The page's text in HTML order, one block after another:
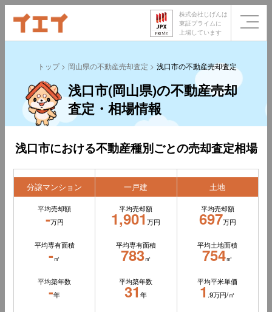
株式会社じげんは
東証プライムに
上場しています
トップ 岡山県の不動産売却査定 浅口市の不動産売却査定
浅口市(岡山県)の不動産売却
査定・相場情報
浅口市における不動産種別ごとの売却査定相場
分譲マンション
平均売却額
-万円
平均専有面積
-㎡
平均築年数
-年
一戸建
平均売却額
1,901万円
平均専有面積
783㎡
平均築年数
31年
土地
平均売却額
697万円
平均土地面積
754㎡
平均平米単価
1 .9万円/㎡